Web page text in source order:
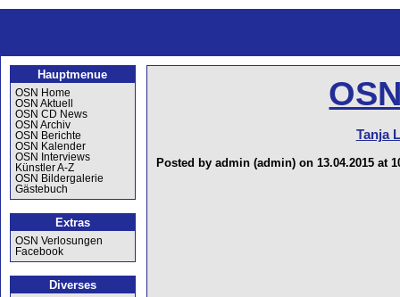
Hauptmenue
OSN Home
OSN Aktuell
OSN CD News
OSN Archiv
OSN Berichte
OSN Kalender
OSN Interviews
Künstler A-Z
OSN Bildergalerie
Gästebuch
Extras
OSN Verlosungen
Facebook
Diverses
Tanja
Posted by admin (admin) on 13.04.2015 at